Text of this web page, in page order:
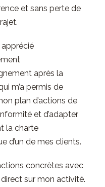
et sans perte de
apprécié
après la
m’a permis de
plan d’actions de
et d’adapter
la charte
d’un de mes clients.
concrètes avec
sur mon activité.